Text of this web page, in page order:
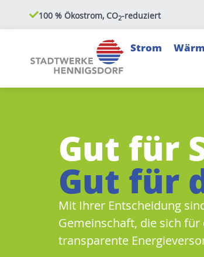
100 % Ökostrom, CO2-reduziert
Strom
Gut für
Gut für
Mit Ihrer Entscheidung
Gemeinschaft, die sich
transparente